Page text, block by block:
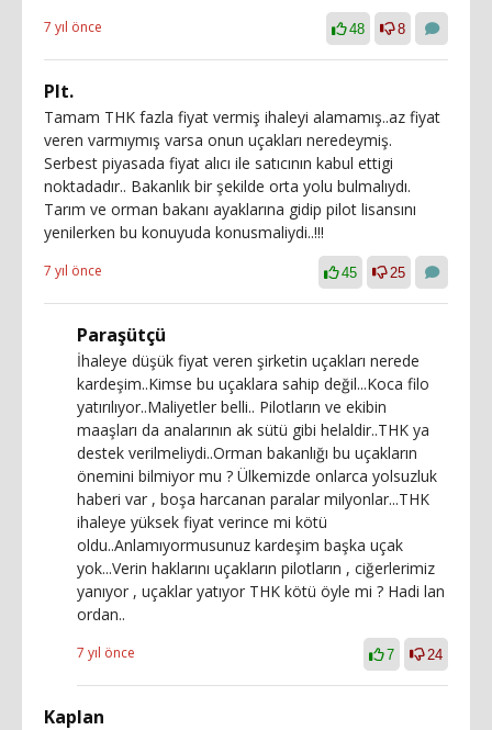
7 yıl önce 48 8
Plt.
Tamam THK fazla fiyat vermiş ihaleyi alamamış..az fiyat
veren varmıymış varsa onun uçakları neredeymiş.
Serbest piyasada fiyat alıcı ile satıcının kabul ettigi
noktadadır.. Bakanlık bir şekilde orta yolu bulmalıydı.
Tarım ve orman bakanı ayaklarına gidip pilot lisansını
yenilerken bu konuyuda konusmaliydi..!!!
7 yıl önce 45 25
Paraşütçü
İhaleye düşük fiyat veren şirketin uçakları nerede
kardeşim..Kimse bu uçaklara sahip değil...Koca filo
yatırılıyor..Maliyetler belli.. Pilotların ve ekibin
maaşları da analarının ak sütü gibi helaldir..THK ya
destek verilmeliydi..Orman bakanlığı bu uçakların
önemini bilmiyor mu ? Ülkemizde onlarca yolsuzluk
haberi var , boşa harcanan paralar milyonlar...THK
ihaleye yüksek fiyat verince mi kötü
oldu..Anlamıyormusunuz kardeşim başka uçak
yok...Verin haklarını uçakların pilotların , ciğerlerimiz
yanıyor , uçaklar yatıyor THK kötü öyle mi ? Hadi lan
ordan..
7 yıl önce 7 24
Kaplan